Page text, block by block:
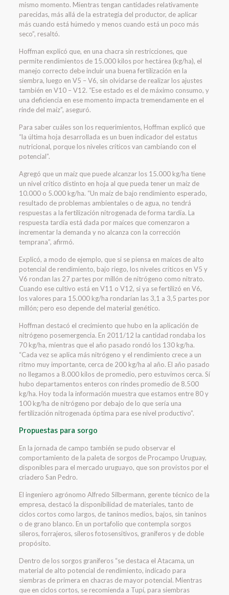
mismo momento. Mientras tengan cantidades relativamente
parecidas, más allá de la estrategia del productor, de aplicar
más cuando está húmedo y menos cuando está un poco más
seco”, resaltó.
Hoffman explicó que, en una chacra sin restricciones, que
permite rendimientos de 15.000 kilos por hectárea (kg/ha), el
manejo correcto debe incluir una buena fertilización en la
siembra, luego en V5 – V6, sin olvidarse de realizar los ajustes
también en V10 – V12. “Ese estado es el de máximo consumo, y
una deficiencia en ese momento impacta tremendamente en el
rinde del maíz”, aseguró.
Para saber cuáles son los requerimientos, Hoffman explicó que
“la última hoja desarrollada es un buen indicador del estatus
nutricional, porque los niveles críticos van cambiando con el
potencial”.
Agregó que un maíz que puede alcanzar los 15.000 kg/ha tiene
un nivel crítico distinto en hoja al que pueda tener un maíz de
10.000 o 5.000 kg/ha. “Un maíz de bajo rendimiento esperado,
resultado de problemas ambientales o de agua, no tendrá
respuestas a la fertilización nitrogenada de forma tardía. La
respuesta tardía está dada por maíces que comenzaron a
incrementar la demanda y no alcanza con la corrección
temprana”, afirmó.
Explicó, a modo de ejemplo, que si se piensa en maíces de alto
potencial de rendimiento, bajo riego, los niveles críticos en V5 y
V6 rondan las 27 partes por millón de nitrógeno como nitrato.
Cuando ese cultivo está en V11 o V12, si ya se fertilizó en V6,
los valores para 15.000 kg/ha rondarían las 3,1 a 3,5 partes por
millón; pero eso depende del material genético.
Hoffman destacó el crecimiento que hubo en la aplicación de
nitrógeno posemergencia. En 2011/12 la cantidad rondaba los
70 kg/ha, mientras que el año pasado rondó los 130 kg/ha.
“Cada vez se aplica más nitrógeno y el rendimiento crece a un
ritmo muy importante, cerca de 200 kg/ha al año. El año pasado
no llegamos a 8.000 kilos de promedio, pero estuvimos cerca. Sí
hubo departamentos enteros con rindes promedio de 8.500
kg/ha. Hoy toda la información muestra que estamos entre 80 y
100 kg/ha de nitrógeno por debajo de lo que sería una
fertilización nitrogenada óptima para ese nivel productivo”.
Propuestas para sorgo
En la jornada de campo también se pudo observar el
comportamiento de la paleta de sorgos de Procampo Uruguay,
disponibles para el mercado uruguayo, que son provistos por el
criadero San Pedro.
El ingeniero agrónomo Alfredo Silbermann, gerente técnico de la
empresa, destacó la disponibilidad de materiales, tanto de
ciclos cortos como largos, de taninos medios, bajos, sin taninos
o de grano blanco. En un portafolio que contempla sorgos
sileros, forrajeros, sileros fotosensitivos, graníferos y de doble
propósito.
Dentro de los sorgos graníferos “se destaca el Atacama, un
material de alto potencial de rendimiento, indicado para
siembras de primera en chacras de mayor potencial. Mientras
que en ciclos cortos, se recomienda a Tupí, para siembras